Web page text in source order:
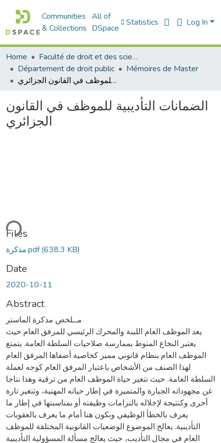
Communities
& Collections
All of
DSpace
Statistics Log In
Home
Faculté de droit et des sciences politiques
Département de droit public
Mémoires de Master
الضمانات التأديبية للموظف في القانون الجزائري
الضمانات التأديبية للموظف في القانون
الجزائري
Files
مذكرة.pdf(638.3 KB)
Date
2020-10-11
Abstract
مــلخص مذكرة الماستر
يعد الموظف العام اللبنة والمحرك الرئيسي للمرفق العام حيث
يعتبر النخاع المنوط بممارسة صلاحيات السلطة العامة. يتمتع
الموظف العام بنظام قانوني مميز كخاصية أضفاها المرفق العام
لهذا الصنف من الأشخاص باعتبار المرفق العام كوجه لعملة
السلطة العامة. حيث تتغير حياة الموظف العام من ترقية وهذا نتاجا
عن مجهوداته الجبارة والمتميزة في إطار حياته المهنية، وتتغير تارة
أخرى وكنتيجة لإخلاله بالتزامات وظيفته أو بمناسبتها في إطار ما
يعرف بالخطأ الوظيفي ونكون هنا أمام ما يعرف بالعقوبات
التأديبية. يعالج الموضوع الوضعيات القانونية المختلفة للموظف
العام في مجال التأديب، حيث يعالج مسألة المسؤولية التأديبية